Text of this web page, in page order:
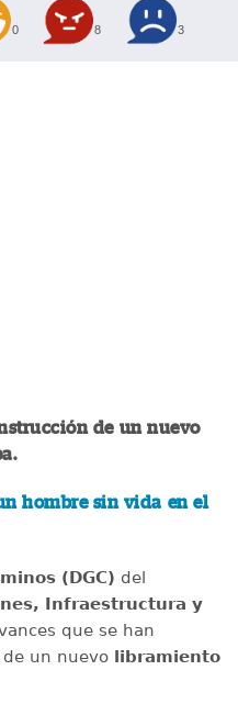
0 8 3
de un nuevo
hombre sin vida en el
(DGC) del
Infraestructura y
que se han
un nuevo libramiento